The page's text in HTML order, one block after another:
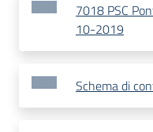
7018 PSC
10-2019
Schema di